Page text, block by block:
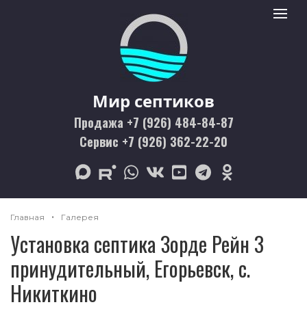
Мир септиков logo
Мир септиков
Продажа +7 (926) 484-84-87
Сервис +7 (926) 362-22-20
max rutubewhatsapp
vk youtubetelegramodnoklassniki
Toggle
Главная Галерея
Установка септика Зорде Рейн 3
принудительный, Егорьевск, с.
Никиткино